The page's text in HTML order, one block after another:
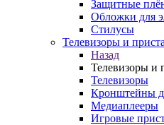
Защитные
Обложки для
Стилусы
Телевизоры и
Назад
Телевизоры и
Телевизоры
Кронштейны
Медиаплееры
Игровые